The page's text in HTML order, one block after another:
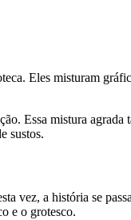
Eles misturam
Essa mistura
sustos.
vez, a história se
e o grotesco.